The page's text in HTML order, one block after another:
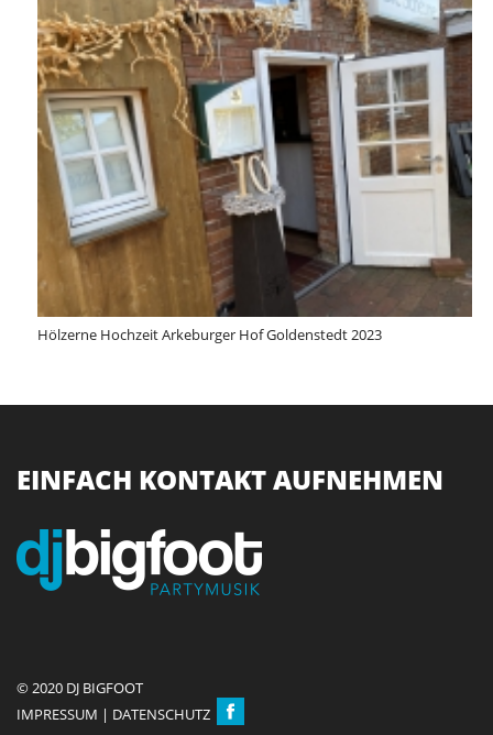
Hölzerne Hochzeit Arkeburger Hof Goldenstedt 2023
EINFACH KONTAKT AUFNEHMEN
© 2020 DJ BIGFOOT
IMPRESSUM | DATENSCHUTZ